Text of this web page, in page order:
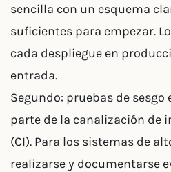
sencilla con un esquema
suficientes para empezar.
cada despliegue en
entrada.
Segundo: pruebas de
parte de la canalización de
(CI). Para los sistemas de
realizarse y documentarse